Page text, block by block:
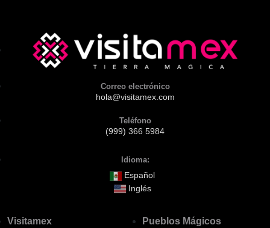
Correo electrónico
hola@visitamex.com
Teléfono
(999) 366 5984
Idioma:
Español
Inglés
Visitamex Pueblos Mágicos